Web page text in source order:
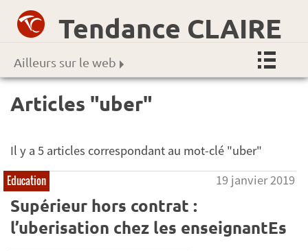
Tendance CLAIRE
Ailleurs sur le web
Articles "uber"
Il y a 5 articles correspondant au mot-clé "uber"
Education 19 janvier 2019
Supérieur hors contrat :
l’uberisation chez les enseignantEs